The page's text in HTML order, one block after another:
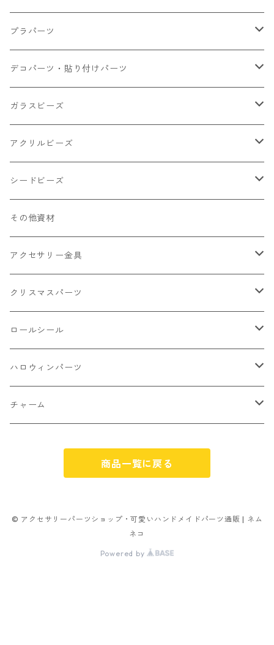
大きいパーツ グラス系
小さいパーツ グラス系
小物
カップ
プラパーツ
ナスカン カニカン
リング イヤリング パーツ
チェーンパーツ
プラチャーム
デコパーツ・貼り付けパーツ
食べ物系
キャンディ
ドーナツ
パン
ゼリー
アニマル系
うさぎ
くま
スライス棒
フレーク カット済
シール付き
フルーツ系 野菜果物
お花
ミニパーツ ネイル
雑貨系
シーズン系
ガラスビーズ
ミレフィオリ
ランプワーク
キャッツアイ
アクリルビーズ
丸玉6㎜ ラウンド
丸玉8㎜ ラウンド
カボチャ
クラック
ソロバン型
アルファベット
単文字
スマイル
フラワー お花
シードビーズ
ミックス
2㎜
不透明
3㎜
不透明タイプ
ミックスタイプ
4㎜
その他資材
アクセサリー金具
カラー丸カン
10㎜
ボールチップ
ピアスパーツ
ヘアーパーツ
カニカン
クリスマスパーツ
プラチャーム
デコパーツ 貼り付けパーツ
OPP袋
アクリルビーズ
フレークシュガー
ロールシール
サンキュー
クリスマス
フレークシュガー
ハロウィンパーツ
おばけ
チャーム
アルファベット
商品一覧に戻る
© アクセサリーパーツショップ・可愛いハンドメイドパーツ通販 | ネム
ネコ
Powered by